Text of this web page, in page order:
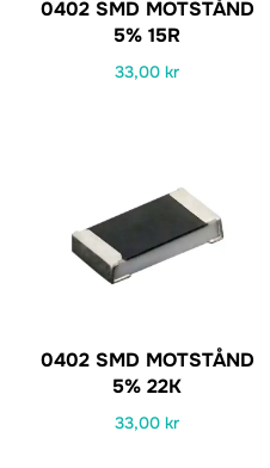
0402 SMD MOTSTÅND
5% 15R
33,00kr
0402 SMD MOTSTÅND
5% 22K
33,00kr